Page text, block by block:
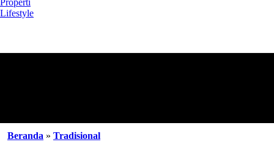
Properti
Lifestyle
Beranda » Tradisional